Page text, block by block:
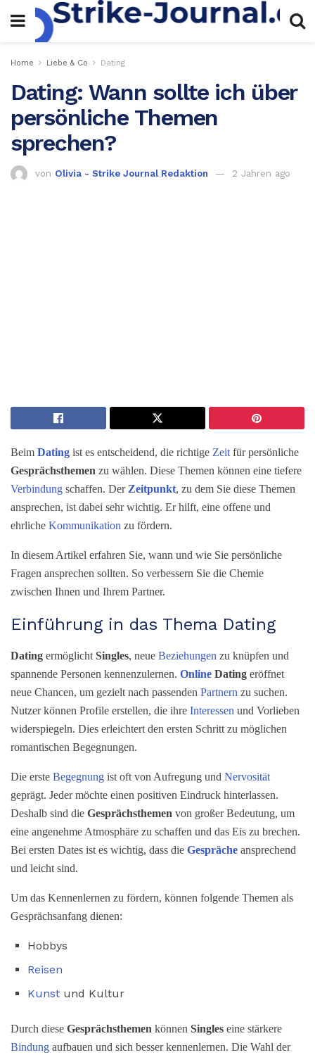
Home Liebe & Co Dating
Dating: Wann sollte ich über
persönliche Themen
sprechen?
von Olivia - Strike Journal Redaktion 2 Jahren ago
Beim Dating ist es entscheidend, die richtige Zeit für persönliche
Gesprächsthemen zu wählen. Diese Themen können eine tiefere
Verbindung schaffen. Der Zeitpunkt, zu dem Sie diese Themen
ansprechen, ist dabei sehr wichtig. Er hilft, eine offene und
ehrliche Kommunikation zu fördern.
In diesem Artikel erfahren Sie, wann und wie Sie persönliche
Fragen ansprechen sollten. So verbessern Sie die Chemie
zwischen Ihnen und Ihrem Partner.
Einführung in das Thema Dating
Dating ermöglichtSingles, neue Beziehungen zu knüpfen und
spannende Personen kennenzulernen. Online Dating eröffnet
neue Chancen, um gezielt nach passenden Partnern zu suchen.
Nutzer können Profile erstellen, die ihre Interessen und Vorlieben
widerspiegeln. Dies erleichtert den ersten Schritt zu möglichen
romantischen Begegnungen.
Die erste Begegnung ist oft von Aufregung und Nervosität
geprägt. Jeder möchte einen positiven Eindruck hinterlassen.
Deshalb sind die Gesprächsthemen von großer Bedeutung, um
eine angenehme Atmosphäre zu schaffen und das Eis zu brechen.
Bei ersten Dates ist es wichtig, dass die Gespräche ansprechend
und leicht sind.
Um das Kennenlernen zu fördern, können folgende Themen als
Gesprächsanfang dienen:
Hobbys
Reisen
Kunst und Kultur
Durch diese Gesprächsthemen können Singles eine stärkere
Bindung aufbauen und sich besser kennenlernen. Die Wahl der